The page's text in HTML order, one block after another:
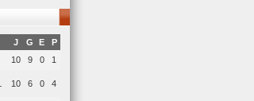
J G E
P
10 9 0 1
10 6 0 4